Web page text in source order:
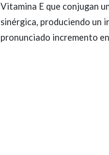
Vitamina E que conjugan
sinérgica, produciendo un
pronunciado incremento